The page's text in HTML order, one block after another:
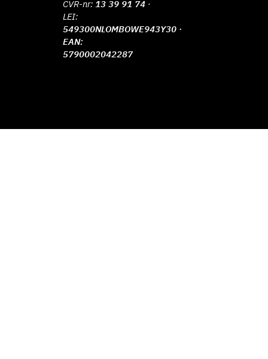
CVR-nr: 13 39 91 74 ·
LEI:
549300NLOMBOWE943Y30 ·
EAN:
5790002042287